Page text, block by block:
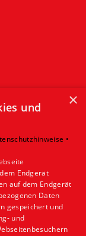
×
und
•
Endgerät
auf dem Endgerät
Daten
gespeichert und
und